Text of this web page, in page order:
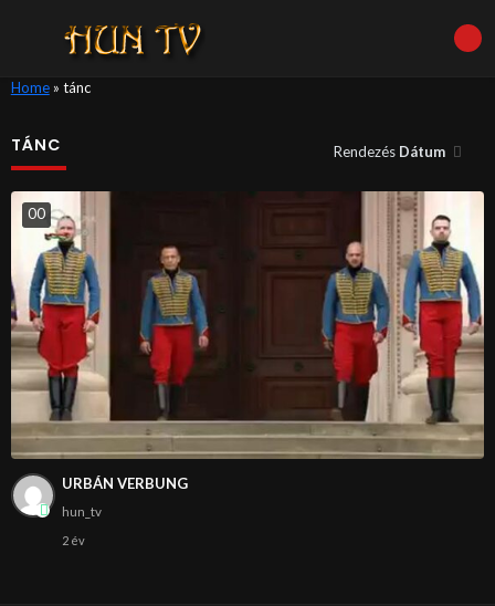
Home» tánc
TÁNC Rendezés Dátum
00
URBÁN VERBUNG
hun_tv
2 év